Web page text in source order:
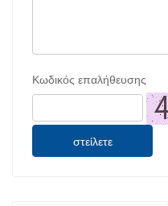
Κωδικός επαλήθευσης
στείλετε